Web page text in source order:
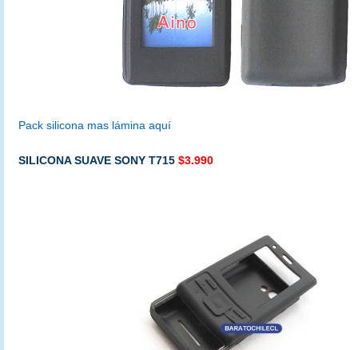
Pack silicona mas lámina aquí
SILICONA SUAVE SONY T715 $3.990